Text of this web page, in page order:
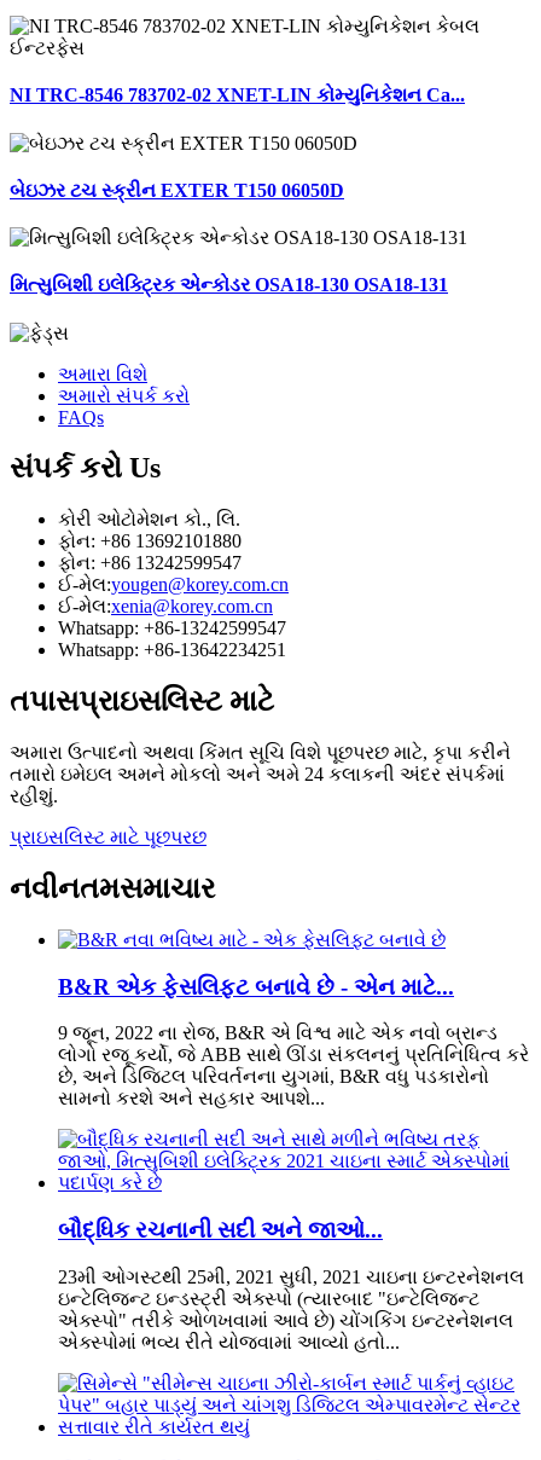
NI TRC-8546 783702-02 XNET-LIN કોમ્યુનિકેશન Ca...
બેઇઝર ટચ સ્ક્રીન EXTER T150 06050D
મિત્સુબિશી ઇલેક્ટ્રિક એન્કોડર OSA18-130 OSA18-131
અમારા વિશે
અમારો સંપર્ક કરો
FAQs
સંપર્ક કરો Us
કોરી ઓટોમેશન કો., લિ.
ફોન: +86 13692101880
ફોન: +86 13242599547
ઈ-મેલ:yougen@korey.com.cn
ઈ-મેલ:xenia@korey.com.cn
Whatsapp: +86-13242599547
Whatsapp: +86-13642234251
તપાસપ્રાઇસલિસ્ટ માટે
અમારા ઉત્પાદનો અથવા કિંમત સૂચિ વિશે પૂછપરછ માટે, કૃપા કરીને
તમારો ઇમેઇલ અમને મોકલો અને અમે 24 કલાકની અંદર સંપર્કમાં
રહીશું.
પ્રાઇસલિસ્ટ માટે પૂછપરછ
નવીનતમસમાચાર
B&R એક ફેસલિફ્ટ બનાવે છે - એન માટે...
9 જૂન, 2022 ના રોજ, B&R એ વિશ્વ માટે એક નવો બ્રાન્ડ
લોગો રજૂ કર્યો, જે ABB સાથે ઊંડા સંકલનનું પ્રતિનિધિત્વ કરે
છે, અને ડિજિટલ પરિવર્તનના યુગમાં, B&R વધુ પડકારોનો
સામનો કરશે અને સહકાર આપશે...
બૌદ્ધિક રચનાની સદી અને જાઓ...
23મી ઓગસ્ટથી 25મી, 2021 સુધી, 2021 ચાઇના ઇન્ટરનેશનલ
ઇન્ટેલિજન્ટ ઇન્ડસ્ટ્રી એક્સ્પો (ત્યારબાદ "ઇન્ટેલિજન્ટ
એક્સ્પો" તરીકે ઓળખવામાં આવે છે) ચોંગકિંગ ઇન્ટરનેશનલ
એક્સ્પોમાં ભવ્ય રીતે યોજવામાં આવ્યો હતો...